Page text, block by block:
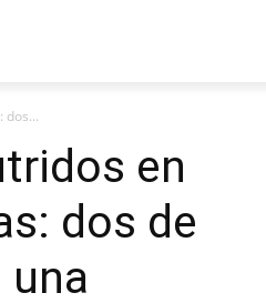
dos...
en
dos de